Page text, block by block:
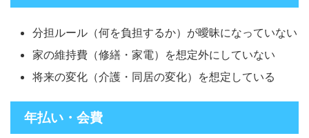
分担ルール（何を負担するか）が曖昧になっていない
家の維持費（修繕・家電）を想定外にしていない
将来の変化（介護・同居の変化）を想定している
年払い・会費